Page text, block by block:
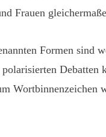
Frauen
Formen sind
Debatten
Wortbinnenzeichen